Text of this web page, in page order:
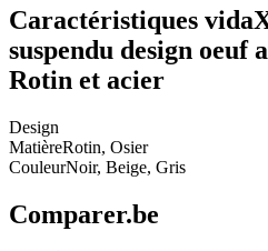
Caractéristiques
suspendu design oeuf
Rotin et acier
Design
MatièreRotin, Osier
CouleurNoir, Beige, Gris
Comparer.be